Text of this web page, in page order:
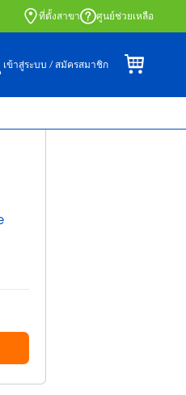
ออนไลน์และรับที่หน้าร้านด้วย Click
ที่ตั้งสาขา ศูนย์ช่วยเหลือ
เข้าสู่ระบบ / สมัครสมาชิก